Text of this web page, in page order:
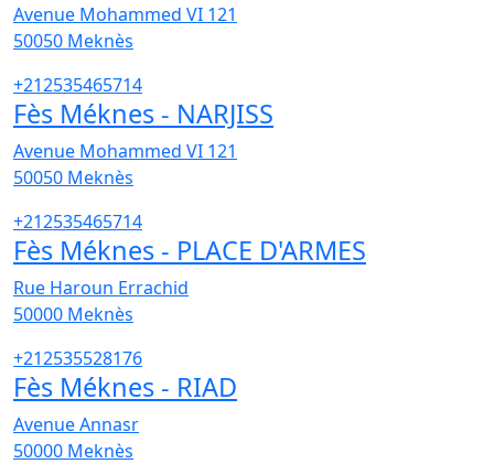
Avenue Mohammed VI 121
50050 Meknès
+212535465714
Fès Méknes - NARJISS
Avenue Mohammed VI 121
50050 Meknès
+212535465714
Fès Méknes - PLACE D'ARMES
Rue Haroun Errachid
50000 Meknès
+212535528176
Fès Méknes - RIAD
Avenue Annasr
50000 Meknès